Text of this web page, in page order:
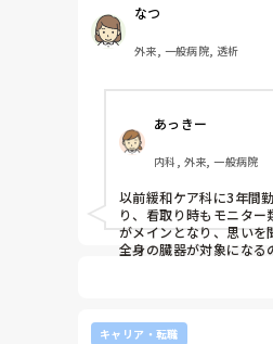
なつ
外来, 一般病院, 透析
あっきー
内科, 外来, 一般病院
以前緩和ケア科に3年間
り、看取り時もモニタ
がメインとなり、思いを
全身の臓器が対象になる
キャリア・転職